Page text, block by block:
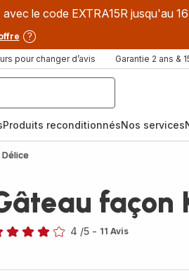
le code EXTRA15R jusqu'au
pour changer d’avis Garantie 2 ans &
Produits reconditionnésNos services
Délice
façon
4 /5 - 11 Avis